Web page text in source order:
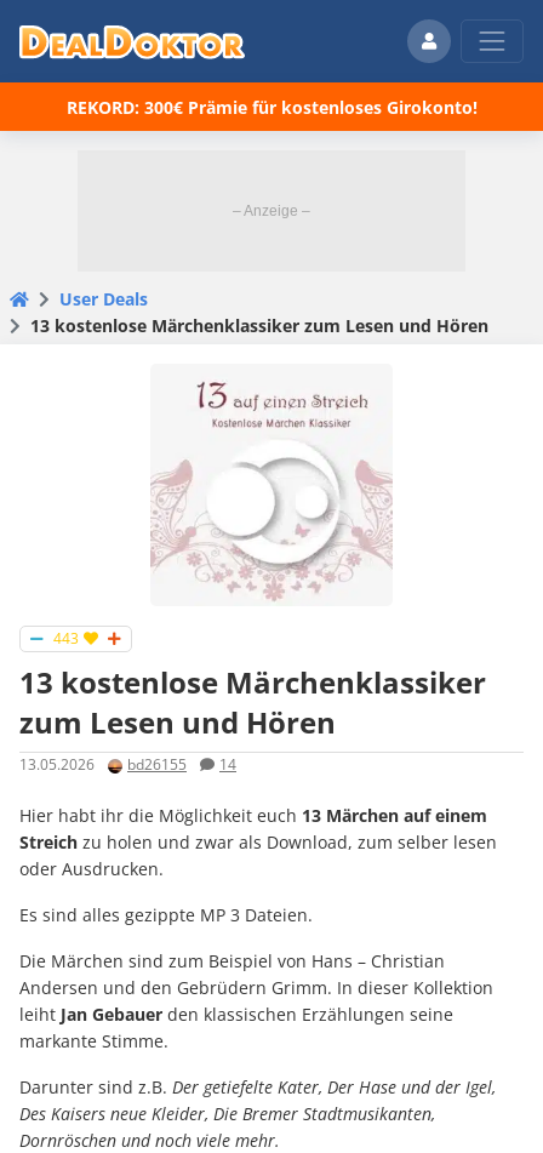
REKORD: 300€ Prämie für kostenloses Girokonto!
User Deals
13 kostenlose Märchenklassiker zum Lesen und Hören
443
13 kostenlose Märchenklassiker
zum Lesen und Hören
13.05.2026 bd26155 14
Hier habt ihr die Möglichkeit euch 13 Märchen auf einem
Streich zu holen und zwar als Download, zum selber lesen
oder Ausdrucken.
Es sind alles gezippte MP 3 Dateien.
Die Märchen sind zum Beispiel von Hans – Christian
Andersen und den Gebrüdern Grimm. In dieser Kollektion
leiht Jan Gebauer den klassischen Erzählungen seine
markante Stimme.
Darunter sind z.B. Der getiefelte Kater, Der Hase und der Igel,
Des Kaisers neue Kleider, Die Bremer Stadtmusikanten,
Dornröschen und noch viele mehr.